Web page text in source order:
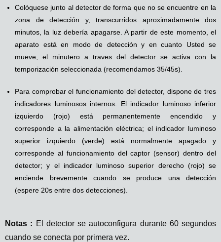
Colóquese junto al detector de forma que no se encuentre en la
zona de detección y, transcurridos aproximadamente dos
minutos, la luz debería apagarse. A partir de este momento, el
aparato está en modo de detección y en cuanto Usted se
mueve, el minutero a traves del detector se activa con la
temporización seleccionada (recomendamos 35/45s).
Para comprobar el funcionamiento del detector, dispone de tres
indicadores luminosos internos. El indicador luminoso inferior
izquierdo (rojo) está permanentemente encendido y
corresponde a la alimentación eléctrica; el indicador luminoso
superior izquierdo (verde) está normalmente apagado y
corresponde al funcionamiento del captor (sensor) dentro del
detector; y el indicador luminoso superior derecho (rojo) se
enciende brevemente cuando se produce una detección
(espere 20s entre dos detecciones).
Notas : El detector se autoconfigura durante 60 segundos
cuando se conecta por primera vez.